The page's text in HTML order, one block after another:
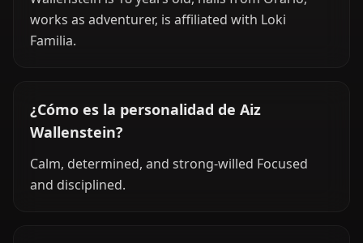
works as adventurer, is affiliated with Loki
Familia.
¿Cómo es la personalidad de Aiz
Wallenstein?
Calm, determined, and strong-willed Focused
and disciplined.